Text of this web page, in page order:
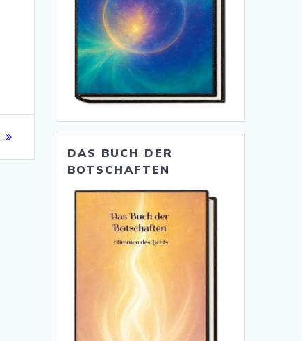
DAS BUCH DER
BOTSCHAFTEN